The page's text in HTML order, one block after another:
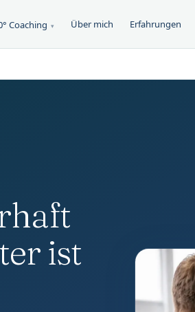
Coaching ▾ Über mich Erfahrungen
ist